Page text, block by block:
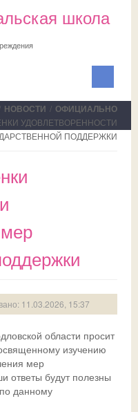
школа
ГИА
НОВОСТИ / ОФИЦИАЛЬНО
УДОВЛЕТВОРЕННОСТИ
ПОДДЕРЖКИ
11.03.2026, 15:37
области просит
изучению
мер
ответы будут полезны
данному